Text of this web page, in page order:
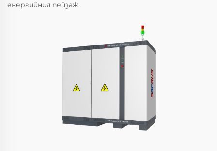
енергийния пейзаж.